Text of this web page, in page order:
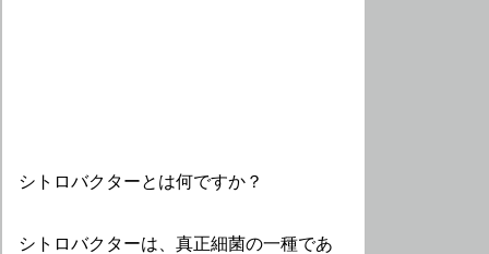
シトロバクターとは何ですか？
シトロバクターは、真正細菌の一種であ